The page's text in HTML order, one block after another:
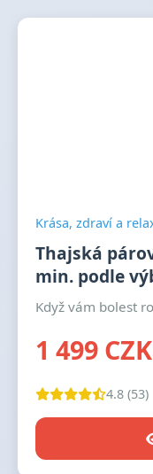
Krása, zdraví a
Thajská
min. podle
Když vám bolest
1 499
4.8 (53)